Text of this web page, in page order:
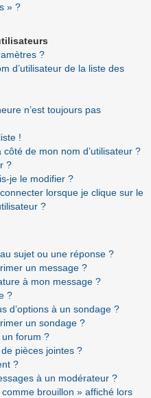
» ?
?
d’utilisateur de la liste des
n’est toujours pas
!
de mon nom d’utilisateur ?
?
je le modifier ?
lorsque je clique sur le
?
sujet ou une réponse ?
un message ?
à mon message ?
?
d’options à un sondage ?
un sondage ?
forum ?
pièces jointes ?
?
à un modérateur ?
brouillon » affiché lors